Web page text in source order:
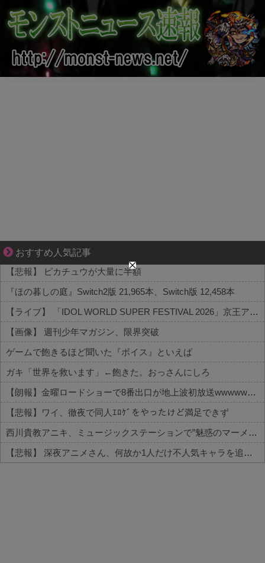
おすすめ人気記事
夫婦なのに、心が一番遠かった日々
【悲報】 ピカチュウが大量に半額
『ほの暮しの庭』Switch2版 21,965本、Switch版 12,458本
【ライブ】 「IDOL WORLD SUPER FESTIVAL 2026」京王アリーナTOKYO開催決定
【画像】 週刊少年マガジン、限界突破
ゲームで飽きるほど聞いた『ボイス』といえば
ガキ「世界を救います」←飽きた。おっさんにしろ
【朗報】金曜ロードショーで8番出口が地上波初放送wwwwwwwww
【悲報】ワイ、徹夜で同人ｴﾛｹﾞをやったけど満足できず
西川貴教アニキ、ミュージックステーションで”魅惑のマーメイド達と限界突破”してしまうｗｗｗｗ
【悲報】 深夜アニメさん、何故か1人だけ不人気キャラを追加してしまうｗｗｗ